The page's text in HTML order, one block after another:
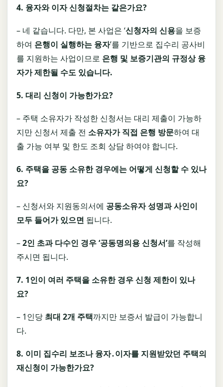
4. 융자와 이자 신청절차는 같은가요?
– 네 같습니다. 다만, 본 사업은 ‘신청자의 신용을 보증
하여 은행이 실행하는 융자’를 기반으로 집수리 공사비
를 지원하는 사업이므로 은행 및 보증기관의 규정상 융
자가 제한될 수도 있습니다.
5. 대리 신청이 가능한가요?
– 주택 소유자가 작성한 신청서는 대리 제출이 가능하
지만 신청서 제출 전 소유자가 직접 은행 방문하여 대
출 가능 여부 및 한도 조회 상담 하여야 합니다.
6. 주택을 공동 소유한 경우에는 어떻게 신청할 수 있나
요?
– 신청서와 지원동의서에 공동소유자 성명과 사인이
모두 들어가 있으면 됩니다.
–2인 초과 다수인 경우‘공동명의용 신청서’를 작성해
주시면 됩니다.
7. 1인이 여러 주택을 소유한 경우 신청 제한이 있나
요?
– 1인당 최대 2개 주택까지만 보증서 발급이 가능합니
다.
8. 이미 집수리 보조나 융자․이자를 지원받았던 주택의
재신청이 가능한가요?